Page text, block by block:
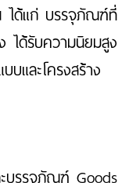
ได้แก่ บรรจุภัณฑ์ที่
ได้รับความนิยมสูง
และโครงสร้าง